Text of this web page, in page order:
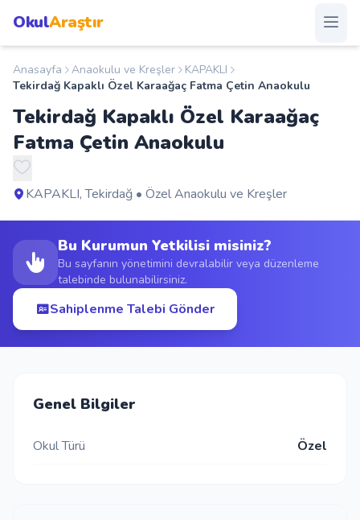
OkulAraştır
Anasayfa
Okullar
Şehirler
Duyurular
S.S.S.
Blog
Anasayfa Anaokulu ve Kreşler
KAPAKLI
Tekirdağ Kapaklı Özel Karaağaç Fatma Çetin Anaokulu
Tekirdağ Kapaklı Özel Karaağaç
Fatma Çetin Anaokulu
KAPAKLI, Tekirdağ • Özel Anaokulu ve Kreşler
Bu Kurumun Yetkilisi misiniz?
Bu sayfanın yönetimini devralabilir veya düzenleme
talebinde bulunabilirsiniz.
Sahiplenme Talebi Gönder
Genel Bilgiler
Okul Türü Özel